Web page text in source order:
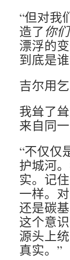
“但对我
造了你们
漂浮的
到底是
吉尔用
我耸了
来自同
“不仅仅
护城河
实。记
一样。
还是碳
这个意
源头上
真实。”